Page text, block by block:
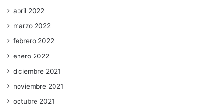
abril 2022
marzo 2022
febrero 2022
enero 2022
diciembre 2021
noviembre 2021
octubre 2021